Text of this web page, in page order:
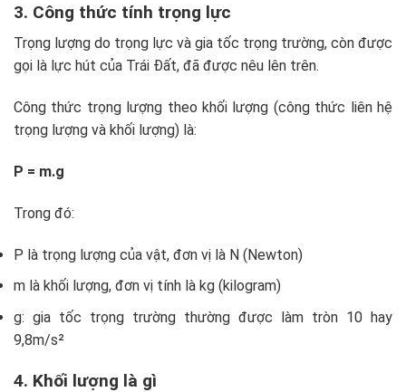
3. Công thức tính trọng lực
Trọng lượng do trọng lực và gia tốc trọng trường, còn được
gọi là lực hút của Trái Đất, đã được nêu lên trên.
Công thức trọng lượng theo khối lượng (công thức liên hệ
trọng lượng và khối lượng) là:
P = m.g
Trong đó:
P là trọng lượng của vật, đơn vị là N (Newton)
m là khối lượng, đơn vị tính là kg (kilogram)
g: gia tốc trọng trường thường được làm tròn 10 hay
9,8m/s²
4. Khối lượng là gì